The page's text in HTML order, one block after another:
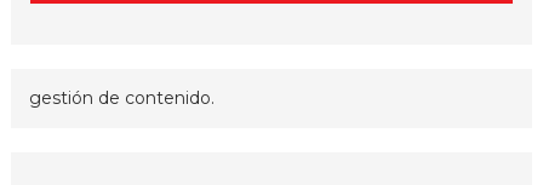
gestión de contenido.